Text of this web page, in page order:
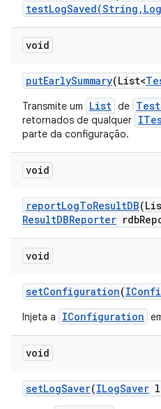
void
putEarlySummary(List<
Transmite um List de
retornados de qualquer
parte da configuração.
void
reportLogToResultDB
ResultDBReporter rdb
void
setConfiguration(
Injeta a IConfiguration
void
setLogSaver(ILogSaver